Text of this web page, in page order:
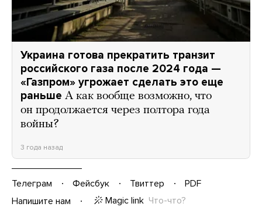
Украина готова прекратить транзит
российского газа после 2024 года —
«Газпром» угрожает сделать это еще
раньше А как вообще возможно, что
он продолжается через полтора года
войны?
3 года назад
Телеграм Фейсбук Твиттер
PDF
Напишите нам
Magic link Что-что?